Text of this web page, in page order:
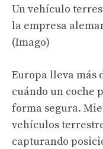
Un vehículo
la empresa
(Imago)
Europa lleva más
cuándo un coche
forma segura.
vehículos
capturando